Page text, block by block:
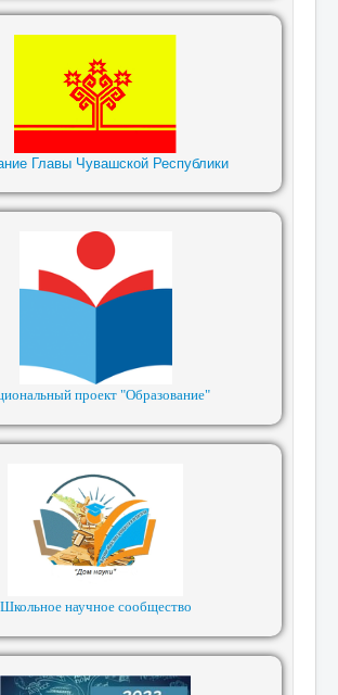
Главы Чувашской Республики
проект "Образование"
Школьное научное сообщество